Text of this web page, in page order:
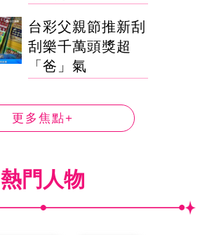
台彩父親節推新刮
刮樂千萬頭獎超
「爸」氣
更多焦點+
熱門人物